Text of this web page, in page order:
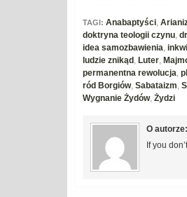
TAGI: Anabaptyści,
doktryna teologii czynu,
idea samozbawienia,
ludzie znikąd , Luter,
permanentna rewolucja,
ród Borgiów, Sabataizm,
Wygnanie Żydów, Żydzi
O
If you